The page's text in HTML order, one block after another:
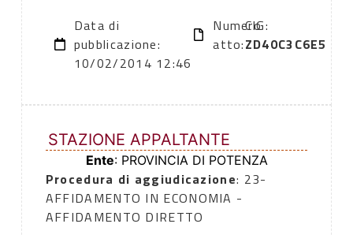
Data di
pubblicazione:
10/02/2014 12:46
Numero
atto:
CIG:
ZD40C3C6E5
STAZIONE APPALTANTE
Ente: PROVINCIA DI POTENZA
Procedura di aggiudicazione: 23-
AFFIDAMENTO IN ECONOMIA -
AFFIDAMENTO DIRETTO